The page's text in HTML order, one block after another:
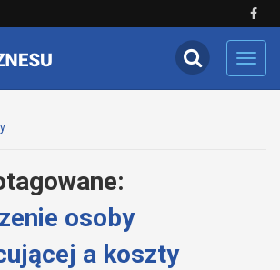
osoby
a koszty